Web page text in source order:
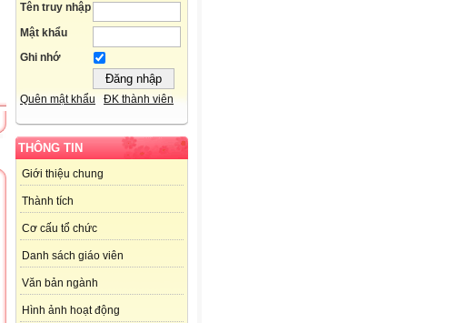
Tên truy nhập
Mật khẩu
Ghi nhớ
Quên mật khẩu ĐK thành viên
THÔNG TIN
Giới thiệu chung
Thành tích
Cơ cấu tổ chức
Danh sách giáo viên
Văn bản ngành
Hình ảnh hoạt động